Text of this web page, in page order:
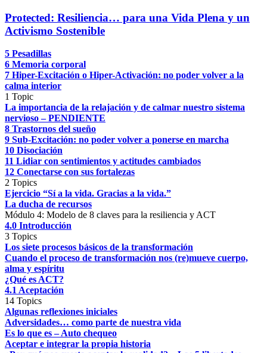
Protected: Resiliencia… para una Vida Plena y un
Activismo Sostenible
5 Pesadillas
6 Memoria corporal
7 Hiper-Excitación o Hiper-Activación: no poder volver a la
calma interior
1 Topic
La importancia de la relajación y de calmar nuestro sistema
nervioso – PENDIENTE
8 Trastornos del sueño
9 Sub-Excitación: no poder volver a ponerse en marcha
10 Disociación
11 Lidiar con sentimientos y actitudes cambiados
12 Conectarse con sus fortalezas
2 Topics
Ejercicio “Sí a la vida. Gracias a la vida.”
La ducha de recursos
Módulo 4: Modelo de 8 claves para la resiliencia y ACT
4.0 Introducción
3 Topics
Los siete procesos básicos de la transformación
Cuando el proceso de transformación nos (re)mueve cuerpo,
alma y espíritu
¿Qué es ACT?
4.1 Aceptación
14 Topics
Algunas reflexiones iniciales
Adversidades… como parte de nuestra vida
Es lo que es – Auto chequeo
Aceptar e integrar la propia historia